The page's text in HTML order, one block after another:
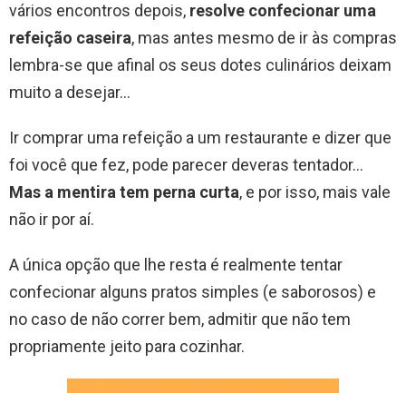
vários encontros depois, resolve confecionar uma
refeição caseira, mas antes mesmo de ir às compras
lembra-se que afinal os seus dotes culinários deixam
muito a desejar…
Ir comprar uma refeição a um restaurante e dizer que
foi você que fez, pode parecer deveras tentador…
Mas a mentira tem perna curta, e por isso, mais vale
não ir por aí.
A única opção que lhe resta é realmente tentar
confecionar alguns pratos simples (e saborosos) e
no caso de não correr bem, admitir que não tem
propriamente jeito para cozinhar.